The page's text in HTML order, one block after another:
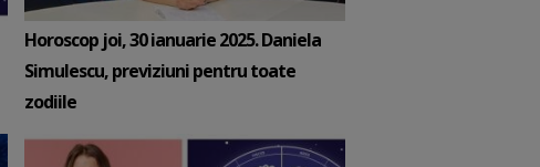
Horoscop joi, 30 ianuarie 2025. Daniela
Simulescu, previziuni pentru toate
zodiile